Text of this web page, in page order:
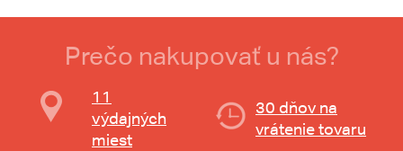
Prečo nakupovať u nás?
11
výdajných
miest
30 dňov na
vrátenie tovaru